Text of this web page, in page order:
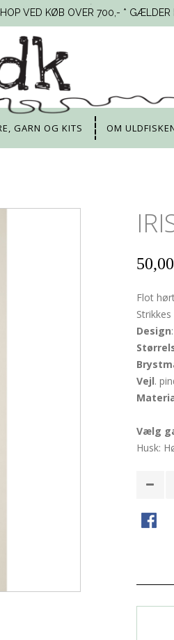
VED KØB OVER 700,- * GÆLDER
GARN OG KITS OM
Flot
Design
Vejl.
Vælg
Husk: